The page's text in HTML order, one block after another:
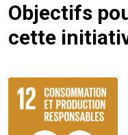
Objectifs
cette